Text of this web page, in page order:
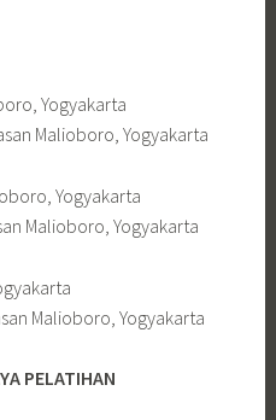
Yogyakarta
Malioboro, Yogyakarta
Yogyakarta
Malioboro, Yogyakarta
Malioboro, Yogyakarta
PELATIHAN